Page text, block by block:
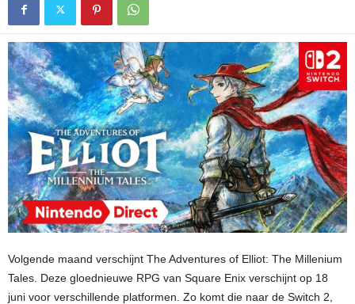
Volgende maand verschijnt The Adventures of Elliot: The Millenium
Tales. Deze gloednieuwe RPG van Square Enix verschijnt op 18
juni voor verschillende platformen. Zo komt die naar de Switch 2,